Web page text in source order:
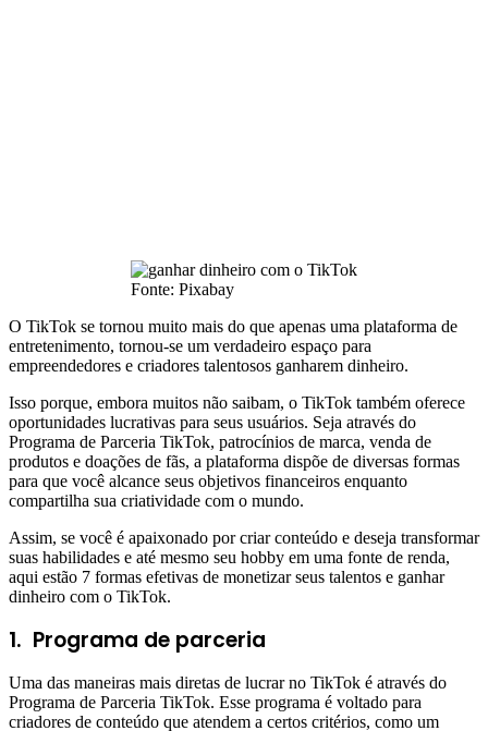
Fonte: Pixabay
O TikTok se tornou muito mais do que apenas uma plataforma de
entretenimento, tornou-se um verdadeiro espaço para
empreendedores e criadores talentosos ganharem dinheiro.
Isso porque, embora muitos não saibam, o TikTok também oferece
oportunidades lucrativas para seus usuários. Seja através do
Programa de Parceria TikTok, patrocínios de marca, venda de
produtos e doações de fãs, a plataforma dispõe de diversas formas
para que você alcance seus objetivos financeiros enquanto
compartilha sua criatividade com o mundo.
Assim, se você é apaixonado por criar conteúdo e deseja transformar
suas habilidades e até mesmo seu hobby em uma fonte de renda,
aqui estão 7 formas efetivas de monetizar seus talentos e ganhar
dinheiro com o TikTok.
1. Programa de parceria
Uma das maneiras mais diretas de lucrar no TikTok é através do
Programa de Parceria TikTok. Esse programa é voltado para
criadores de conteúdo que atendem a certos critérios, como um